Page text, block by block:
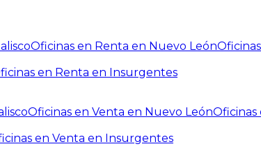
Oficinas en Renta en Nuevo León
en Renta en Insurgentes
Oficinas en Venta en Nuevo León
en Venta en Insurgentes